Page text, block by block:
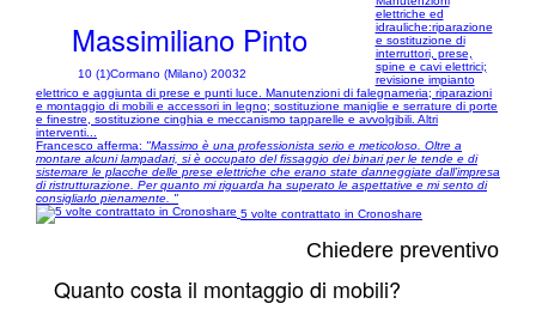
Massimiliano Pinto
10 (1)Cormano (Milano) 20032
elettriche ed
idrauliche:riparazione
e sostituzione di
interruttori, prese,
spine e cavi elettrici;
revisione impianto
elettrico e aggiunta di prese e punti luce. Manutenzioni di falegnameria; riparazioni
e montaggio di mobili e accessori in legno; sostituzione maniglie e serrature di porte
e finestre, sostituzione cinghia e meccanismo tapparelle e avvolgibili. Altri
interventi...
Francesco afferma: "Massimo è una professionista serio e meticoloso. Oltre a
montare alcuni lampadari, si è occupato del fissaggio dei binari per le tende e di
sistemare le placche delle prese elettriche che erano state danneggiate dall’impresa
di ristrutturazione. Per quanto mi riguarda ha superato le aspettative e mi sento di
consigliarlo pienamente. "
5 volte contrattato in Cronoshare
Chiedere preventivo
Quanto costa il montaggio di mobili?